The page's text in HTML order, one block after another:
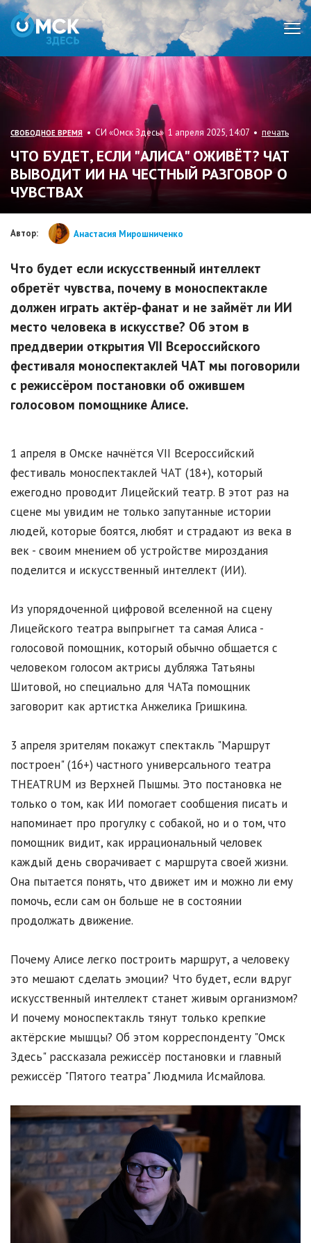
СВОБОДНОЕ ВРЕМЯ• СИ «Омск Здесь» 1 апреля 2025, 14:07 • печать
ЧТО БУДЕТ, ЕСЛИ "АЛИСА" ОЖИВЁТ? ЧАТ
ВЫВОДИТ ИИ НА ЧЕСТНЫЙ РАЗГОВОР О
ЧУВСТВАХ
Автор: Анастасия Мирошниченко
Что будет если искусственный интеллект
обретёт чувства, почему в моноспектакле
должен играть актёр-фанат и не займёт ли ИИ
место человека в искусстве? Об этом в
преддверии открытия VII Всероссийского
фестиваля моноспектаклей ЧАТ мы поговорили
с режиссёром постановки об ожившем
голосовом помощнике Алисе.
1 апреля в Омске начнётся VII Всероссийский
фестиваль моноспектаклей ЧАТ (18+), который
ежегодно проводит Лицейский театр. В этот раз на
сцене мы увидим не только запутанные истории
людей, которые боятся, любят и страдают из века в
век - своим мнением об устройстве мироздания
поделится и искусственный интеллект (ИИ).
Из упорядоченной цифровой вселенной на сцену
Лицейского театра выпрыгнет та самая Алиса -
голосовой помощник, который обычно общается с
человеком голосом актрисы дубляжа Татьяны
Шитовой, но специально для ЧАТа помощник
заговорит как артистка Анжелика Гришкина.
3 апреля зрителям покажут спектакль "Маршрут
построен" (16+) частного универсального театра
THEATRUM из Верхней Пышмы. Это постановка не
только о том, как ИИ помогает сообщения писать и
напоминает про прогулку с собакой, но и о том, что
помощник видит, как иррациональный человек
каждый день сворачивает с маршрута своей жизни.
Она пытается понять, что движет им и можно ли ему
помочь, если сам он больше не в состоянии
продолжать движение.
Почему Алисе легко построить маршрут, а человеку
это мешают сделать эмоции? Что будет, если вдруг
искусственный интеллект станет живым организмом?
И почему моноспектакль тянут только крепкие
актёрские мышцы? Об этом корреспонденту "Омск
Здесь" рассказала режиссёр постановки и главный
режиссёр "Пятого театра" Людмила Исмайлова.